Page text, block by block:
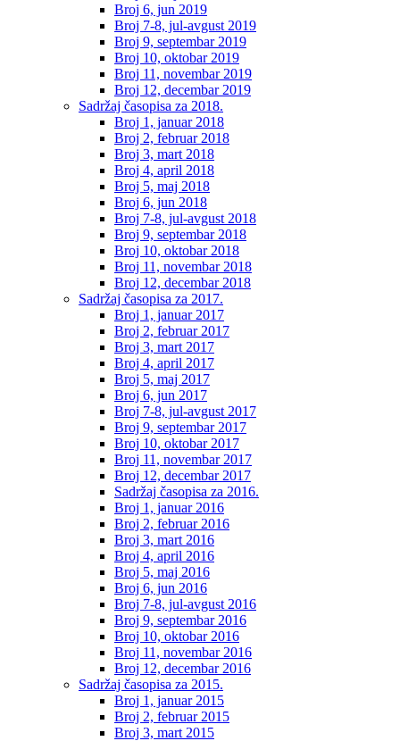
Broj 6, jun 2019
Broj 7-8, jul-avgust 2019
Broj 9, septembar 2019
Broj 10, oktobar 2019
Broj 11, novembar 2019
Broj 12, decembar 2019
Sadržaj časopisa za 2018.
Broj 1, januar 2018
Broj 2, februar 2018
Broj 3, mart 2018
Broj 4, april 2018
Broj 5, maj 2018
Broj 6, jun 2018
Broj 7-8, jul-avgust 2018
Broj 9, septembar 2018
Broj 10, oktobar 2018
Broj 11, novembar 2018
Broj 12, decembar 2018
Sadržaj časopisa za 2017.
Broj 1, januar 2017
Broj 2, februar 2017
Broj 3, mart 2017
Broj 4, april 2017
Broj 5, maj 2017
Broj 6, jun 2017
Broj 7-8, jul-avgust 2017
Broj 9, septembar 2017
Broj 10, oktobar 2017
Broj 11, novembar 2017
Broj 12, decembar 2017
Sadržaj časopisa za 2016.
Broj 1, januar 2016
Broj 2, februar 2016
Broj 3, mart 2016
Broj 4, april 2016
Broj 5, maj 2016
Broj 6, jun 2016
Broj 7-8, jul-avgust 2016
Broj 9, septembar 2016
Broj 10, oktobar 2016
Broj 11, novembar 2016
Broj 12, decembar 2016
Sadržaj časopisa za 2015.
Broj 1, januar 2015
Broj 2, februar 2015
Broj 3, mart 2015